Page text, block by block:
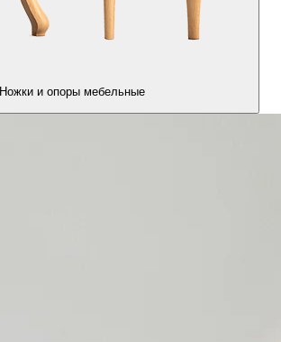
Ножки и опоры мебельные